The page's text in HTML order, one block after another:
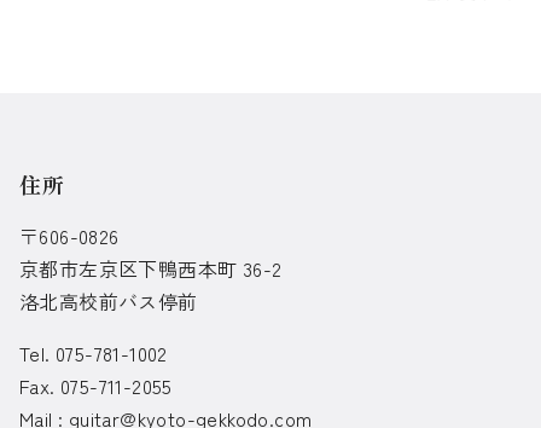
住所
〒606-0826
京都市左京区下鴨西本町 36-2
洛北高校前バス停前
Tel. 075-781-1002
Fax. 075-711-2055
Mail : guitar@kyoto-gekkodo.com